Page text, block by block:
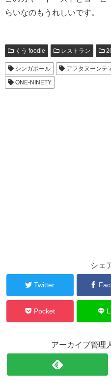
らいなのもうれしいです。
くう foodie レストラン
シンガポール アフタヌーンテ
ONE-NINETY
シェ
Twitter
Pocket
アーカイブ管理